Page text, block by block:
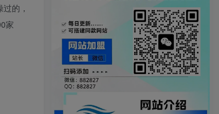
的，
家